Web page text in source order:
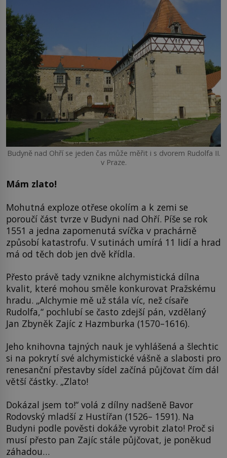
Budyně nad Ohří se jeden čas může měřit i s dvorem Rudolfa II.
v Praze.
Mám zlato!
Mohutná exploze otřese okolím a k zemi se
poroučí část tvrze v Budyni nad Ohří. Píše se rok
1551 a jedna zapomenutá svíčka v prachárně
způsobí katastrofu. V sutinách umírá 11 lidí a hrad
má od těch dob jen dvě křídla.
Přesto právě tady vznikne alchymistická dílna
kvalit, které mohou směle konkurovat Pražskému
hradu. „Alchymie mě už stála víc, než císaře
Rudolfa,“ pochlubí se často zdejší pán, vzdělaný
Jan Zbyněk Zajíc z Hazmburka (1570–1616).
Jeho knihovna tajných nauk je vyhlášená a šlechtic
si na pokrytí své alchymistické vášně a slabosti pro
renesanční přestavby sídel začíná půjčovat čím dál
větší částky. „Zlato!
Dokázal jsem to!“ volá z dílny nadšeně Bavor
Rodovský mladší z Hustířan (1526– 1591). Na
Budyni podle pověsti dokáže vyrobit zlato! Proč si
musí přesto pan Zajíc stále půjčovat, je poněkud
záhadou…